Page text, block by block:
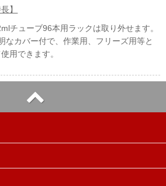
】
チューブ96本用ラックは取り外せます。
なカバー付で、作業用、フリーズ用等と
用できます。